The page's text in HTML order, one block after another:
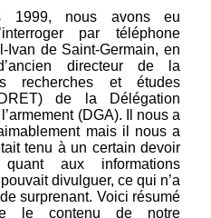
1999, nous avons eu
par téléphone
Ivan de Saint-Germain, en
directeur de la
recherches et études
de la Délégation
(DGA). Il nous a
mais il nous a
tenu à un certain devoir
aux informations
divulguer, ce qui n’a
surprenant. Voici résumé
le contenu de notre